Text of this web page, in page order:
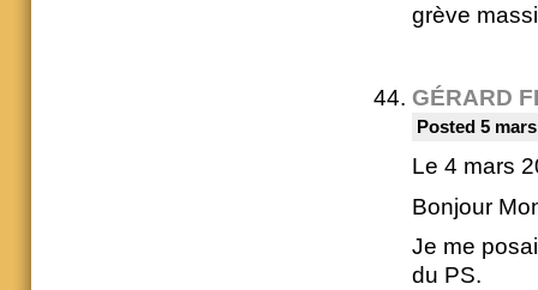
grève
GÉRARD
Posted 5
Le 4 mars
Bonjour
Je me
du PS.